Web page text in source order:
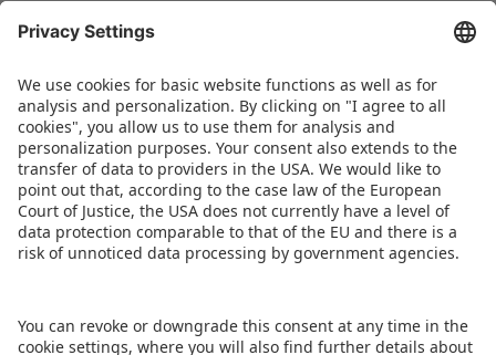
IMPRINT DATA PROTECTION CONTACT